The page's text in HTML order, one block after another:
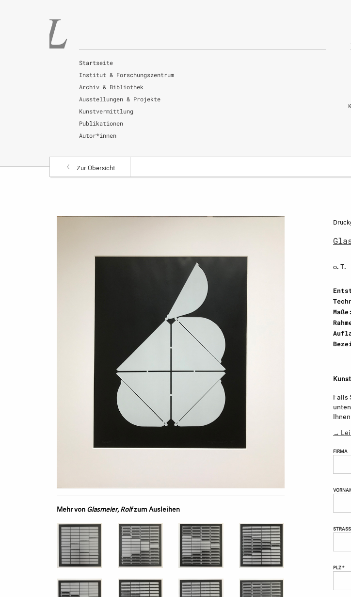
Startseite
Institut & Forschungszentrum
Archiv & Bibliothek
Ausstellungen & Projekte
Kunstvermittlung
Publikationen
Autor*innen
Zur Übersicht
Mehr vonGlasmeier, Rolfzum Ausleihen
o. T.
Maße:
Falls
→
FIRMA
PLZ *